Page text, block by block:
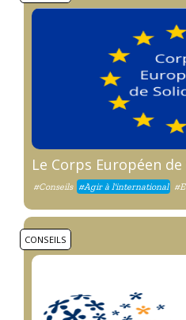
Le Corps Européen
#Conseils #Agir à l'international
CONSEILS